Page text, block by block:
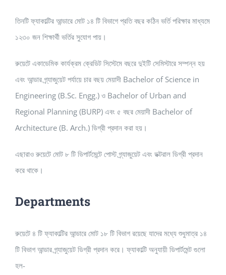
তিনটি ফ্যাকাল্টির আন্ডারে মোট ১৪ টি বিভাগে প্রতি বছর কঠিন ভর্তি পরিক্ষার মাধ্যমে
১২৩০ জন শিক্ষার্থী ভর্তির সুযোগ পায়।
রুয়েটে একাডেমিক কার্যক্রম ক্রেডিট সিস্টেমে বছরে দুইটি সেমিস্টারে সম্পন্ন হয়
এবং আন্ডার গ্র্যাজুয়েট পর্যায়ে চার বছয় মেয়াদী Bachelor of Science in
Engineering (B.Sc. Engg.) ও Bachelor of Urban and
Regional Planning (BURP) এবং ৫ বছর মেয়াদী Bachelor of
Architecture (B. Arch.) ডিগ্রী প্রদান করা হয়।
এছারাও রুয়েটে মোট ৮ টি ডিপার্টমেন্টে পোস্ট গ্র্যাজুয়েট এবং ডক্টরাল ডিগ্রী প্রদান
করে থাকে।
Departments
রুয়েটে ৪ টি ফ্যাকাল্টির আন্ডারে মোট ১৮ টি বিভাগ রয়েছে যাদের মধ্যে শুধুমাত্র ১৪
টি বিভাগ আন্ডার গ্র্যাজুয়েট ডিগ্রী প্রদান করে। ফ্যাকাল্টি অনুযায়ী ডিপার্টমেন্ট গুলো
হল-